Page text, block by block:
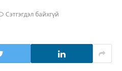
Сэтгэгдэл байхгүй